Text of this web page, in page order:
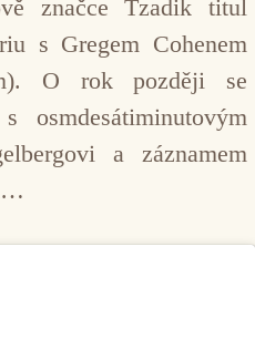
značce Tzadik titul
s Gregem Cohenem
O rok později se
s osmdesátiminutovým
a záznamem